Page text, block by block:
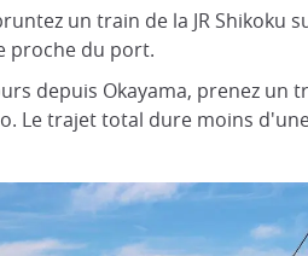
un train de la JR
proche du port.
depuis Okayama, prenez un
Le trajet total dure moins